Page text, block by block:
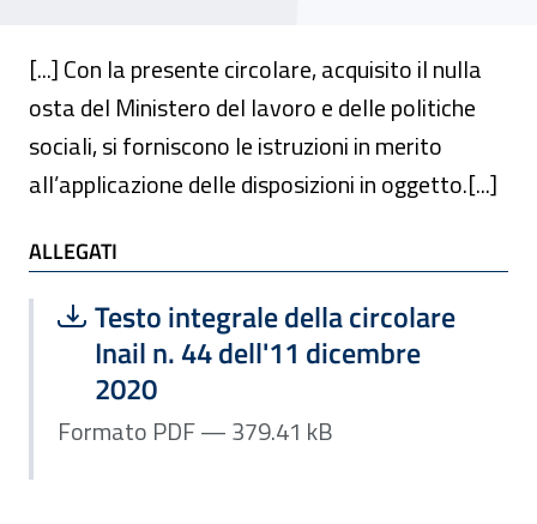
[...] Con la presente circolare, acquisito il nulla
osta del Ministero del lavoro e delle politiche
sociali, si forniscono le istruzioni in merito
all’applicazione delle disposizioni in oggetto.[...]
ALLEGATI
ALLEGATI
Scarica file:
Testo integrale della circolare
Inail n. 44 dell'11 dicembre
2020
Formato PDF — Dimensione 379.41 kB
Formato PDF — 379.41 kB